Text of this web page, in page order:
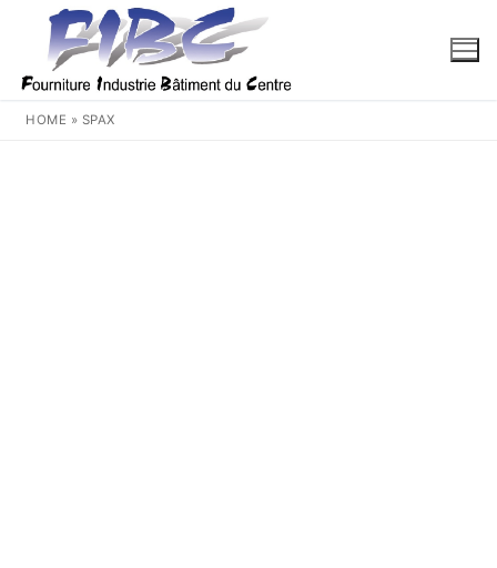
contenu
HOME » SPAX